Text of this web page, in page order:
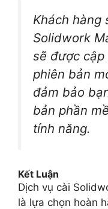
Khách hàng
Solidwork
sẽ được
phiên bản
đảm bảo
bản phần
tính năng.
Kết Luận
Dịch vụ cài
là lựa chọn hoàn